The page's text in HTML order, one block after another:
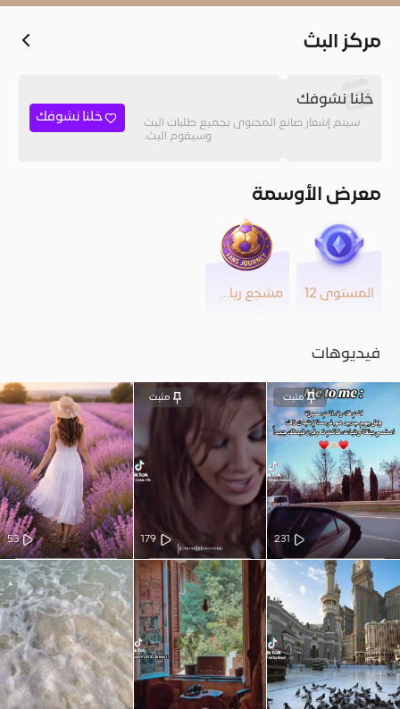
مركز البث
خلنا نشوفك
سيتم إشعار صانع المحتوى بجميع طلبات البث
وسيقوم البث.
خلنا نشوفك
معرض الأوسمة
المستوى 12 مشجع رياضي
فيديوهات
231
مثبت
179
مثبت
53